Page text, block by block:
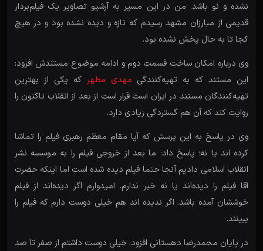
نشده و نو باشد. من در این مسیر به آرشیو تصاویر یک فیلم‌بردار
قدیمی از مبارزان مشهد رسیدم که تازه و دیده نشده بود و در هیچ
کجا تا به حال پخش نشده بود.
وی درباره امکان ساخت قسمت دوم و ادامه موضوع مستندش افزود:
این مستند که به تهیه‌کنندگی مهدی مطهر که یکی از بهترین
تهیه‌کنندگان مستند در ایران است قرار است از بعد از انقلاب تاکنون را
روایت کند که آن هم گستردگی زیادی دارد.
وی در پاسخ به این پرسش که آیا مقام معظم رهبری فیلم را تماشا
کرده اند یا نه؛ پاسخ داد: ما بعد از خروجی فیلم را به موسسه نشر
انقلاب اسلامی دادیم آنجا حتما فیلم دیده شده است اما اینکه حضرت
آقا فیلم را دیده‌اند یا نه خبر ندارم. امیدوارم اگر دیده‌اند از فیلم
خوششان آمده باشد. اگر ندیده اند هم خیلی دوست دارم که فیلم را
ببینند.
در پایان محمدرضا دهستانی افزود: خیلی دوست داشتم از صفر تا صد